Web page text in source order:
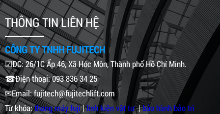
THÔNG TIN LIÊN HỆ
CÔNG TY TNHH FUJITECH
☑ĐC: 26/1C Ấp 46, Xã Hóc Môn, Thành phố Hồ Chí Minh.
☎Điện thoại: 093 836 34 25
✉Email: fujitech@fujitechlift.com
Từ khóa:thang máy fuji|linh kiện vật tư|bảo hành bảo trì